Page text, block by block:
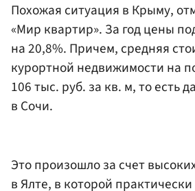
Похожая ситуация в Крыму,
«Мир квартир». За год цены
на 20,8%. Причем, средняя
курортной недвижимости на
106 тыс. руб. за кв. м, то есть
в Сочи.
Это произошло за счет
в Ялте, в которой